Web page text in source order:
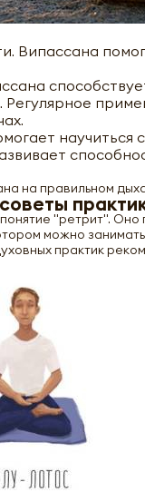
Випассана
Регулярное
на правильном
"ретрит".
можно
практик